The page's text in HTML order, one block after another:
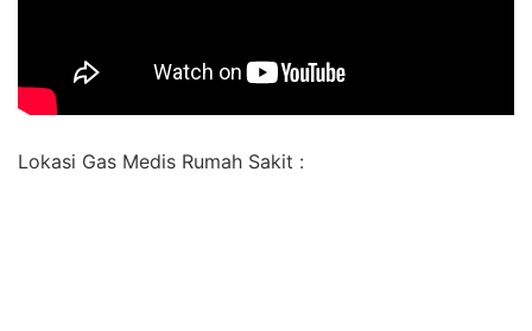
Lokasi Gas Medis Rumah Sakit :